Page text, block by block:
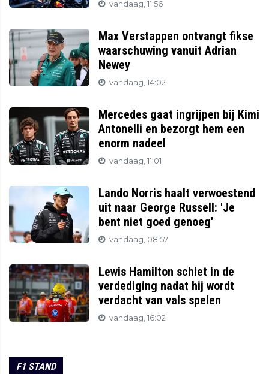
vandaag, 11:56
Max Verstappen ontvangt fikse
waarschuwing vanuit Adrian
Newey
vandaag, 14:02
Mercedes gaat ingrijpen bij Kimi
Antonelli en bezorgt hem een
enorm nadeel
vandaag, 11:01
Lando Norris haalt verwoestend
uit naar George Russell: 'Je
bent niet goed genoeg'
vandaag, 08:57
Lewis Hamilton schiet in de
verdediging nadat hij wordt
verdacht van vals spelen
vandaag, 16:02
F1 STAND